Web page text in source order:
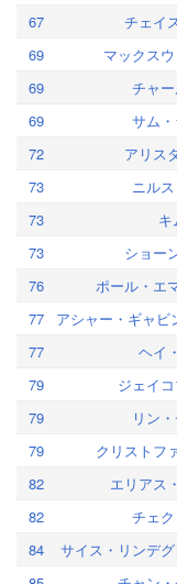
67
チェイ
69
マックス
69
チャ
69
サム
72
アリス
73
ニル
73
キ
73
ショー
76
ポール・エ
77
77
ヘイ
79
ジェイ
79
リン
79
クリストフ
82
エリアス
82
チェ
84
サイス・リンデ